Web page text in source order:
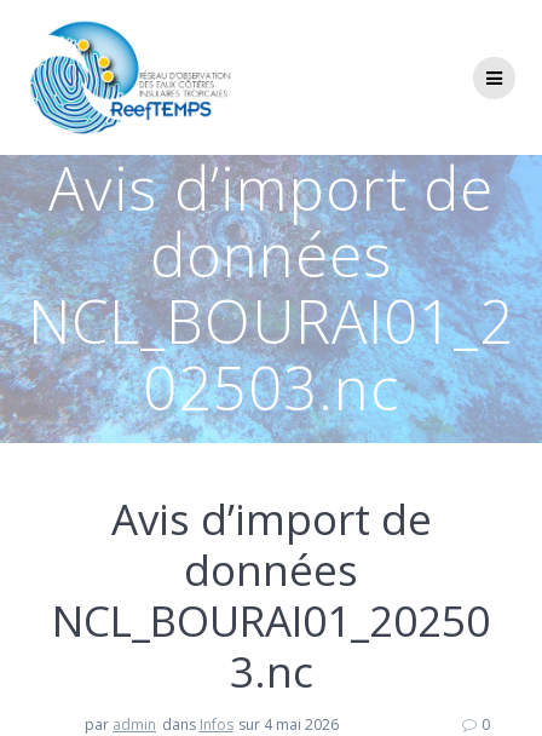
Avis d’import de
données
NCL_BOURAI01_2
02503.nc
Avis d’import de
données
NCL_BOURAI01_20250
3.nc
par admin dans Infos sur 4 mai 2026 0